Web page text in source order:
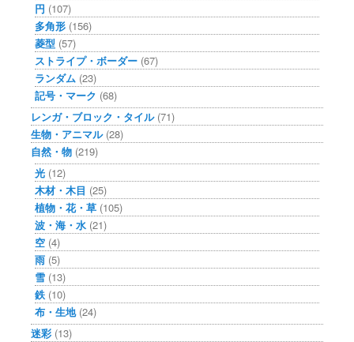
円 (107)
多角形 (156)
菱型 (57)
ストライプ・ボーダー (67)
ランダム (23)
記号・マーク (68)
レンガ・ブロック・タイル(71)
生物・アニマル(28)
自然・物 (219)
光 (12)
木材・木目 (25)
植物・花・草 (105)
波・海・水 (21)
空 (4)
雨 (5)
雪 (13)
鉄 (10)
布・生地(24)
迷彩 (13)